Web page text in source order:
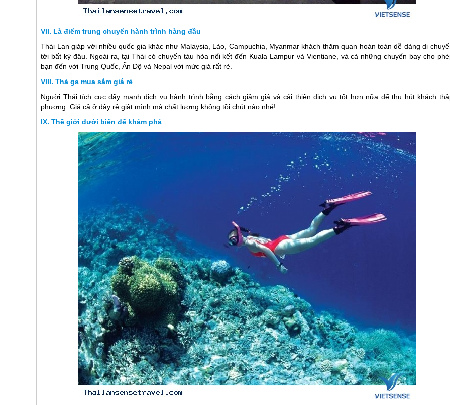
Là điểm trung chuyển hành trình hàng đầu
Thái Lan giáp với nhiều quốc gia khác như Malaysia, Lào, Campuchia, Myanmar khách thăm quan hoàn toàn dễ dàng di
tới bất kỳ đâu. Ngoài ra, tại Thái có chuyến tàu hỏa nối kết đến Kuala Lampur và Vientiane, và cả những chuyến bay cho
bạn đến với Trung Quốc, Ấn Độ và Nepal với mức giá rất rẻ.
Thả ga mua sắm giá rẻ
Người Thái tích cực đẩy mạnh dịch vụ hành trình bằng cách giảm giá và cải thiện dịch vụ tốt hơn nữa để thu hút khách
phương. Giá cả ở đây rẻ giật mình mà chất lượng không tồi chút nào nhé!
Thế giới dưới biển để khám phá